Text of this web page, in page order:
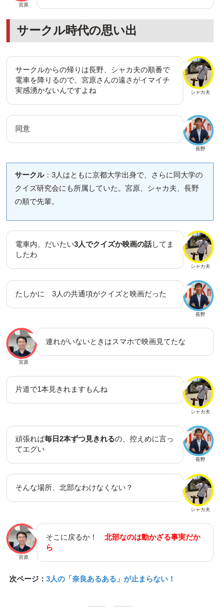
宮原
サークル時代の思い出
シャカ夫
サークルからの帰りは長野、シャカ夫の順番で
電車を降りるので、宮原さんの遠さがイマイチ
実感湧かないんですよね
長野
同意
サークル：3人はともに京都大学出身で、さらに同大学の
クイズ研究会にも所属していた。宮原、シャカ夫、長野
の順で先輩。
シャカ夫
電車内、だいたい3人でクイズか映画の話してま
したわ
長野
たしかに 3人の共通項がクイズと映画だった
宮原
連れがいないときはスマホで映画見てたな
シャカ夫
片道で1本見きれますもんね
長野
頑張れば毎日2本ずつ見きれるの、控えめに言っ
てエグい
シャカ夫
そんな場所、北部なわけなくない？
宮原
そこに戻るか！北部なのは動かざる事実だか
ら
次ページ： 3人の「奈良あるある」が止まらない！